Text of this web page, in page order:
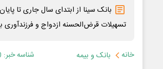
تسهیلات قرض‌الحسنه ازدواج و
خانه بانک و بیمه شناسه خبر: 187620